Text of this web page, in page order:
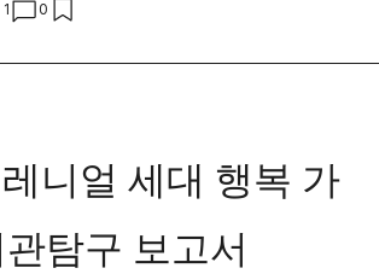
1 0
니얼 세대 행복 가
탐구 보고서